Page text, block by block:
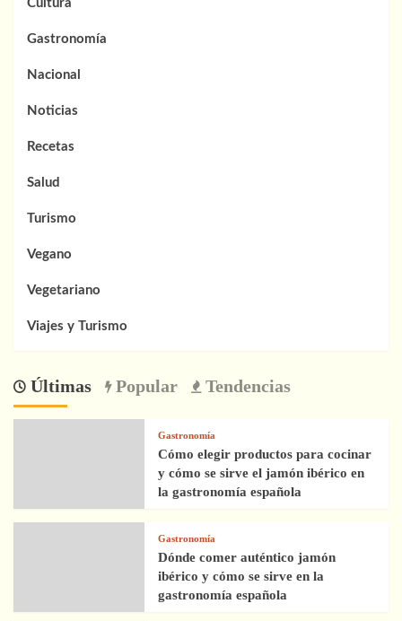
Cultura
Gastronomía
Nacional
Noticias
Recetas
Salud
Turismo
Vegano
Vegetariano
Viajes y Turismo
Últimas Popular Tendencias
Gastronomía
Cómo elegir productos para cocinar
y cómo se sirve el jamón ibérico en
la gastronomía española
Gastronomía
Dónde comer auténtico jamón
ibérico y cómo se sirve en la
gastronomía española